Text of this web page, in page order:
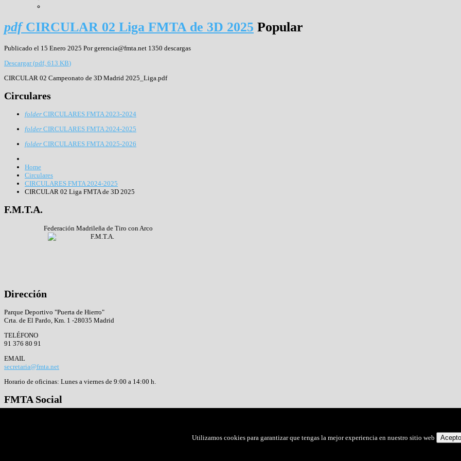
pdf CIRCULAR 02 Liga FMTA de 3D 2025 Popular
Publicado el 15 Enero 2025 Porgerencia@fmta.net 1350 descargas
Descargar(pdf, 613 KB)
CIRCULAR 02 Campeonato de 3D Madrid 2025_Liga.pdf
Circulares
folder CIRCULARES FMTA 2023-2024
folder CIRCULARES FMTA 2024-2025
folder CIRCULARES FMTA 2025-2026
Home
Circulares
CIRCULARES FMTA 2024-2025
CIRCULAR 02 Liga FMTA de 3D 2025
F.M.T.A.
Federación Madrileña de Tiro con Arco
Dirección
Parque Deportivo "Puerta de Hierro"
Crta. de El Pardo, Km. 1 -28035 Madrid
TELÉFONO
91 376 80 91
EMAIL
secretaria@fmta.net
Horario de oficinas: Lunes a viernes de 9:00 a 14:00 h.
FMTASocial
Utilizamos cookies para garantizar que tengas la mejor experiencia en nuestro sitio web Acepto